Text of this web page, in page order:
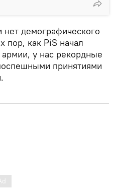
демографического
пор, как PiS начал
у нас рекордные
принятиями